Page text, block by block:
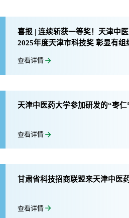
喜报 | 连续斩获一等奖！天津中
2025年度天津市科技奖 彰显有组
查看详情
天津中医药大学参加研发的“枣
查看详情
甘肃省科技招商联盟来天津中医
查看详情